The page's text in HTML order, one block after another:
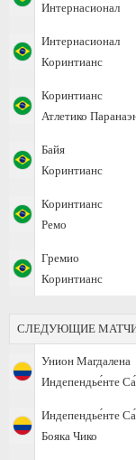
Интернасионал
Интернасионал
Коринтианс
Коринтианс
Атлетико
Байя
Коринтианс
Коринтианс
Ремо
Гремио
Коринтианс
СЛЕДУЮЩИЕ
Унион Магдалена
Индепендье́нте
Индепендье́нте
Бояка Чико